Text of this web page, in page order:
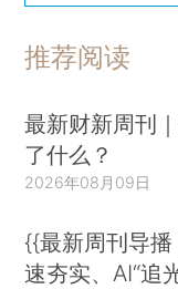
推荐阅读
最新财新周刊
了什么？
2026年08月09日
{{最新周刊导
速夯实、AI“追